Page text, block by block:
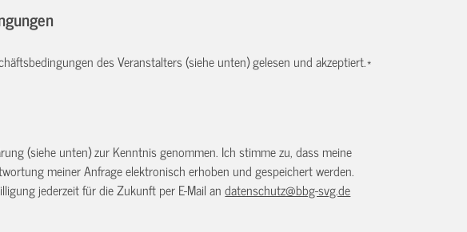
des Veranstalters (siehe unten) gelesen und akzeptiert.*
(siehe unten) zur Kenntnis genommen. Ich stimme zu, dass meine
meiner Anfrage elektronisch erhoben und gespeichert werden.
jederzeit für die Zukunft per E-Mail andatenschutz@bbg-svg.de